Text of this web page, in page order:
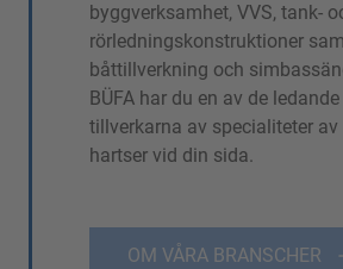
byggverksamhet, VVS, tank-
rörledningskonstruktioner
båttillverkning och
BÜFA har du en av de
tillverkarna av specialiteter av
hartser vid din sida.
OM VÅRA BRANSCHER